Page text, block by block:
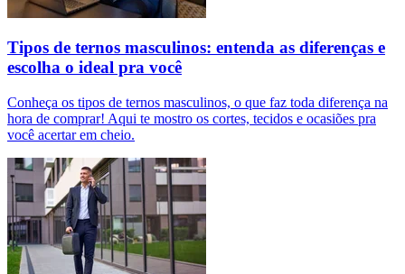
Tipos de ternos masculinos: entenda as diferenças e
escolha o ideal pra você
Conheça os tipos de ternos masculinos, o que faz toda diferença na
hora de comprar! Aqui te mostro os cortes, tecidos e ocasiões pra
você acertar em cheio.